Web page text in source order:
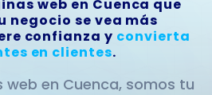
web en Cuenca que
negocio se vea más
confianza y convierta
en clientes.
web en Cuenca, somos tu